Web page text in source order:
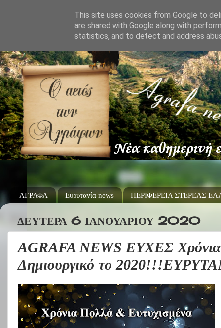
ΆΓΡΑΦΑ Ευρυτανία news ΠΕΡΙΦΕΡΕΙΑ ΣΤΕΡΕΑΣ
ΔΕΥΤΈΡΑ 6 ΙΑΝΟΥΑΡΊΟΥ 2020
AGRAFA NEWS ΕΥΧΕΣ
Δημιουργικό το
This site uses cookies from Google to
are shared with Google along with
statistics, and to detect and address